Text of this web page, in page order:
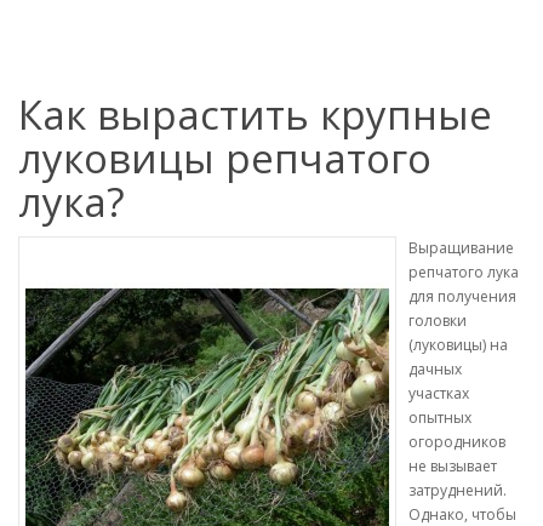
Как вырастить крупные
луковицы репчатого
лука?
Выращивание
репчатого лука
для получения
головки
(луковицы) на
дачных
участках
опытных
огородников
не вызывает
затруднений.
Однако, чтобы